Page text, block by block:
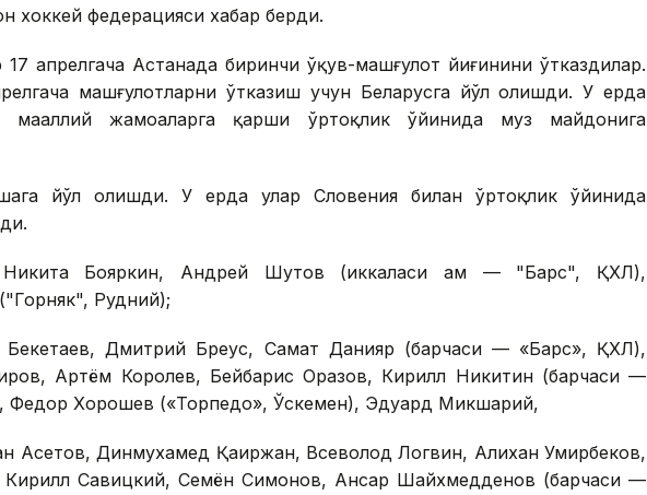
хоккей федерацияси хабар берди.
17 апрелгача Астанада биринчи ўқув-машғулот йиғинини ўтказдилар.
машғулотларни ўтказиш учун Беларусга йўл олишди. У ерда
маҳаллий жамоаларга қарши ўртоқлик ўйинида муз майдонига
йўл олишди. У ерда улар Словения билан ўртоқлик ўйинида
Бояркин, Андрей Шутов (иккаласи ҳам — "Барс", ҚХЛ),
Рудний);
Бекетаев, Дмитрий Бреус, Самат Данияр (барчаси — «Барс», ҚХЛ),
Артём Королев, Бейбарис Оразов, Кирилл Никитин (барчаси —
Федор Хорошев («Торпедо», Ўскемен), Эдуард Микшарий,
Асетов, Динмухамед Қаиржан, Всеволод Логвин, Алихан Умирбеков,
Савицкий, Семён Симонов, Ансар Шайхмедденов (барчаси —